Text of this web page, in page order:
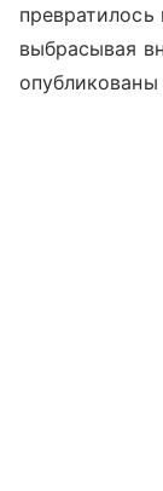
превратилось
выбрасывая